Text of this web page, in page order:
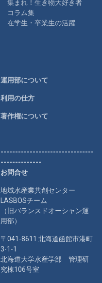
集まれ！生き物大好き者
コラム集
在学生・卒業生の活躍
運用部について
利用の仕方
著作権について
--------------------------------
--------------
お問合せ
地域水産業共創センター
LASBOSチーム
（旧バランスドオーシャン運
用部）
〒041-8611 北海道函館市港町
3-1-1
北海道大学水産学部 管理研
究棟106号室